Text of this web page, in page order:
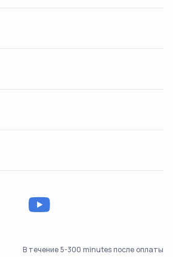
В течение 5-300 minutes после оплаты